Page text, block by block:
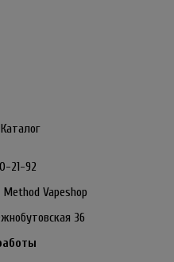
Каталог
21-92
Vapeshop
36